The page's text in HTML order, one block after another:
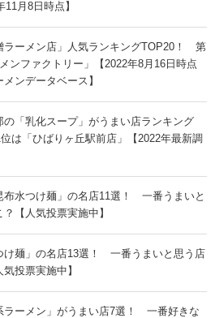
11月8日時点】
ラーメン店」人気ランキングTOP20！ 第
ンファクトリー」【2022年8月16日時点
ンデータベース】
の「乳化スープ」がうまい店ランキング
は「ひばりヶ丘駅前店」【2022年最新調
布水つけ麺」の名店11選！ 一番うまいと
【人気投票実施中】
け麺」の名店13選！ 一番うまいと思う店
投票実施中】
ラーメン」がうまい店7選！ 一番好きな